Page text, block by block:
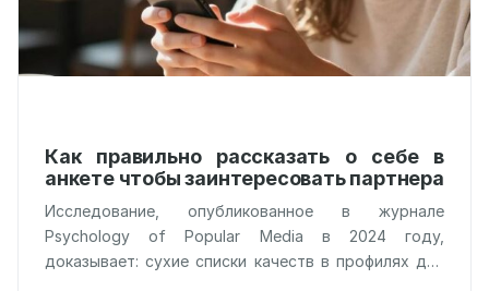
Как правильно рассказать о себе в
анкете чтобы заинтересовать партнера
Исследование, опубликованное в журнале
Psychology of Popular Media в 2024 году,
доказывает: сухие списки качеств в профилях для